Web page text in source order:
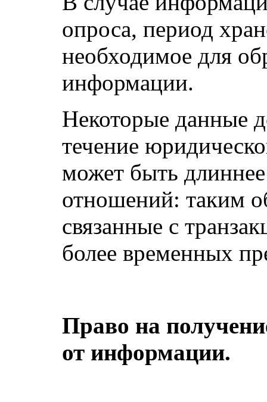
опроса, период
необходимое для
информации.
Некоторые данные
течение
может быть
отношений: таким
связанные с
более временных
Право на
от информации.